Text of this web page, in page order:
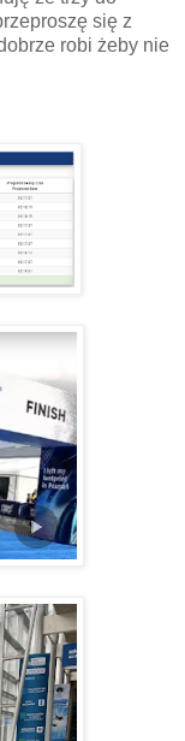
się z
robi żeby nie